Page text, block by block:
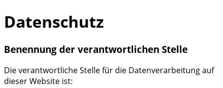
Datenschutz
Benennung der verantwortlichen Stelle
Die ver­ant­wort­li­che Stel­le für die Daten­ver­ar­bei­tung auf
die­ser Web­site ist: